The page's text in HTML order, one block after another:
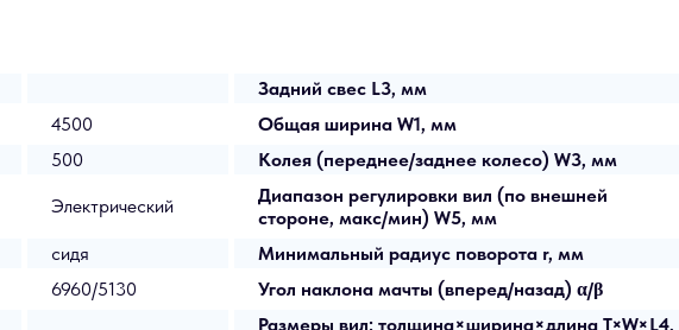
Задний свес L3, мм
4500 Общая ширина W1, мм
500 Колея (переднее/заднее колесо) W3, мм
Электрический
Диапазон регулировки вил (по внешней
стороне, макс/мин) W5, мм
сидя Минимальный радиус поворота r, мм
6960/5130 Угол наклона мачты (вперед/назад) α/β
Размеры вил: толщина×ширина×длина T×W×L4,